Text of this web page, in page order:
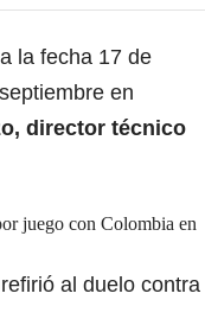
la fecha 17 de
en
director técnico
juego con Colombia en
al duelo contra